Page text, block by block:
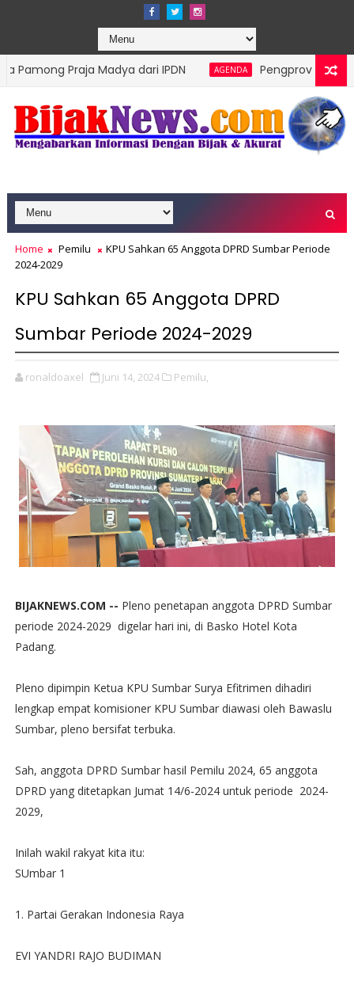
Praja Madya dari IPDN AGENDA Pengprov Squash
Home Pemilu
KPU Sahkan 65 Anggota DPRD Sumbar Periode
2024-2029
KPU Sahkan 65 Anggota DPRD
Sumbar Periode 2024-2029
ronaldoaxel Juni 14, 2024 Pemilu,
BIJAKNEWS.COM -- Pleno penetapan anggota DPRD Sumbar
periode 2024-2029 digelar hari ini, di Basko Hotel Kota
Padang.
Pleno dipimpin Ketua KPU Sumbar Surya Efitrimen dihadiri
lengkap empat komisioner KPU Sumbar diawasi oleh Bawaslu
Sumbar, pleno bersifat terbuka.
Sah, anggota DPRD Sumbar hasil Pemilu 2024, 65 anggota
DPRD yang ditetapkan Jumat 14/6-2024 untuk periode 2024-
2029,
Inilah wakil rakyat kita itu:
SUmbar 1
1. Partai Gerakan Indonesia Raya
EVI YANDRI RAJO BUDIMAN